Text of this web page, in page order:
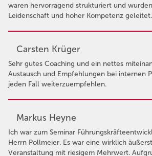
waren hervorragend strukturiert und
Leidenschaft und hoher Kompetenz
Carsten Krüger
Sehr gutes Coaching und ein nettes
Austausch und Empfehlungen bei internen
jeden Fall weiterzuempfehlen.
Markus Heyne
Ich war zum Seminar
Herrn Pollmeier. Es war eine wirklich
Veranstaltung mit riesigem Mehrwert.